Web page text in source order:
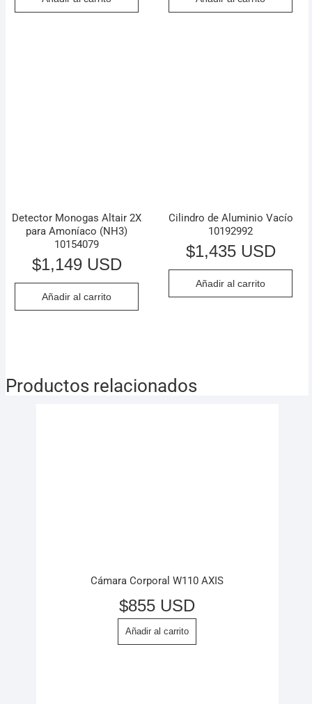
Detector Monogas Altair 2X
para Amoníaco (NH3)
10154079
$1,149 USD
Añadir al carrito
Cilindro de Aluminio Vacío
10192992
$1,435 USD
Añadir al carrito
Productos relacionados
Cámara Corporal W110 AXIS
$855 USD
Añadir al carrito